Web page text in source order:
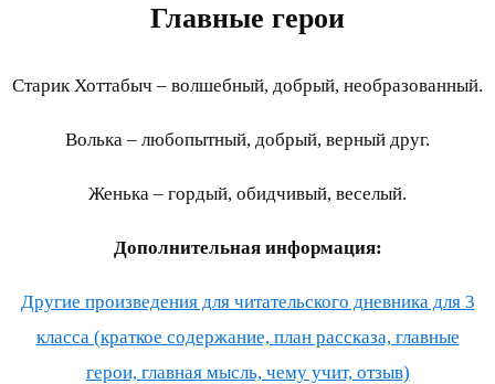
Главные герои
Старик Хоттабыч – волшебный, добрый, необразованный.
Волька – любопытный, добрый, верный друг.
Женька – гордый, обидчивый, веселый.
Дополнительная информация:
Другие произведения для читательского дневника для 3
класса (краткое содержание, план рассказа, главные
герои, главная мысль, чему учит, отзыв)